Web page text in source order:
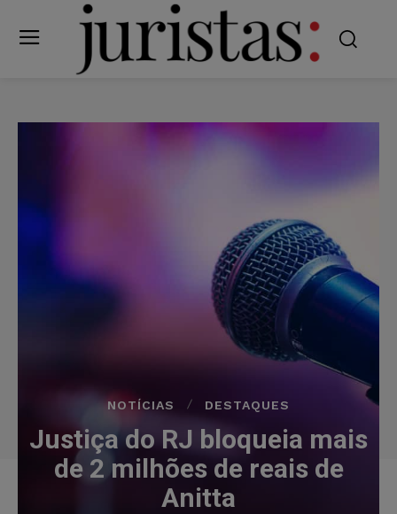
NOTÍCIAS DESTAQUES
Justiça do RJ bloqueia mais
de 2 milhões de reais de
Anitta